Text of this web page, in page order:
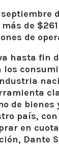
más de
de
hasta fin
de bienes
país,
en
Dante